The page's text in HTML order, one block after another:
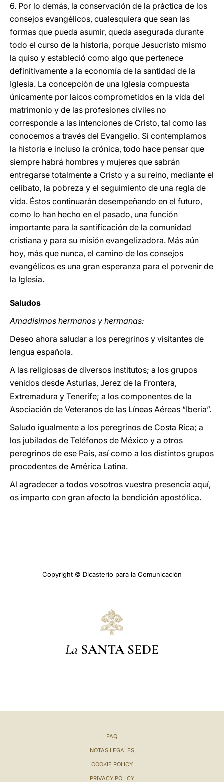
6. Por lo demás, la conservación de la práctica de los
consejos evangélicos, cualesquiera que sean las
formas que pueda asumir, queda asegurada durante
todo el curso de la historia, porque Jesucristo mismo
la quiso y estableció como algo que pertenece
definitivamente a la economía de la santidad de la
Iglesia. La concepción de una Iglesia compuesta
únicamente por laicos comprometidos en la vida del
matrimonio y de las profesiones civiles no
corresponde a las intenciones de Cristo, tal como las
conocemos a través del Evangelio. Si contemplamos
la historia e incluso la crónica, todo hace pensar que
siempre habrá hombres y mujeres que sabrán
entregarse totalmente a Cristo y a su reino, mediante el
celibato, la pobreza y el seguimiento de una regla de
vida. Éstos continuarán desempeñando en el futuro,
como lo han hecho en el pasado, una función
importante para la santificación de la comunidad
cristiana y para su misión evangelizadora. Más aún
hoy, más que nunca, el camino de los consejos
evangélicos es una gran esperanza para el porvenir de
la Iglesia.
Saludos
Amadísimos hermanos y hermanas:
Deseo ahora saludar a los peregrinos y visitantes de
lengua española.
A las religiosas de diversos institutos; a los grupos
venidos desde Asturias, Jerez de la Frontera,
Extremadura y Tenerife; a los componentes de la
Asociación de Veteranos de las Líneas Aéreas “Iberia”.
Saludo igualmente a los peregrinos de Costa Rica; a
los jubilados de Teléfonos de México y a otros
peregrinos de ese País, así como a los distintos grupos
procedentes de América Latina.
Al agradecer a todos vosotros vuestra presencia aquí,
os imparto con gran afecto la bendición apostólica.
Copyright © Dicasterio para la Comunicación
La SANTA SEDE
FAQ
NOTAS LEGALES
COOKIE POLICY
PRIVACY POLICY